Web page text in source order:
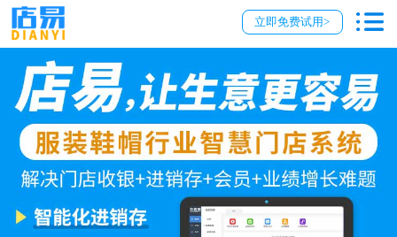
立即免费试用>